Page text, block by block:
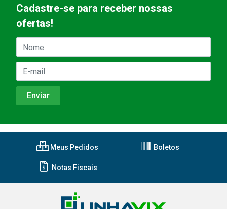
Cadastre-se para receber nossas
ofertas!
Meus Pedidos Boletos
Notas Fiscais